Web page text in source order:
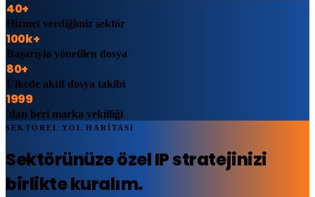
40+
Hizmet verdiğimiz sektör
100k+
Başarıyla yönetilen dosya
80+
Ülkede aktif dosya takibi
1999
'dan beri marka vekilliği
SEKTÖREL YOL HARİTASI
Sektörünüze özel IP stratejinizi
birlikte kuralım.